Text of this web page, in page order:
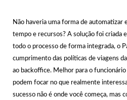
Não haveria uma forma de automatizar
tempo e recursos? A solução foi criada
todo o processo de forma integrada, o
cumprimento das políticas de viagens
ao backoffice. Melhor para o funcionário
podem focar no que realmente
sucesso não é onde você começa, mas